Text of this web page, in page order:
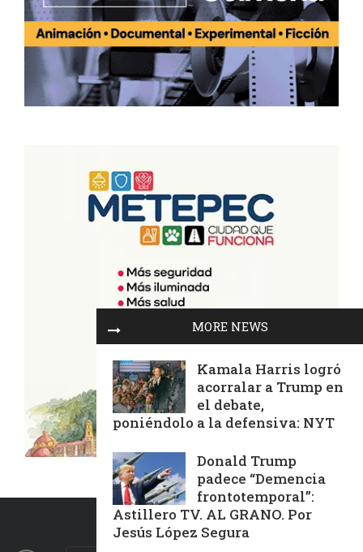
MORE NEWS
Kamala Harris logró
acorralar a Trump en
el debate,
poniéndolo a la defensiva: NYT
Donald Trump
padece “Demencia
frontotemporal”:
Astillero TV. AL GRANO. Por
Jesús López Segura